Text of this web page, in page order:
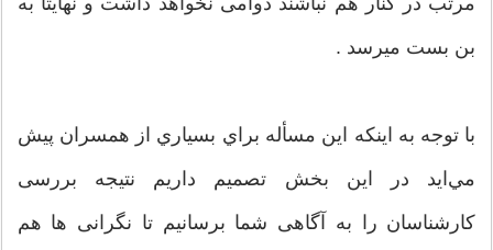
بن بست میرسد .
با توجه به اینكه این مسأله براي بسياري از همسران پیش
مي‌ايد در این بخش تصمیم داریم نتیجه بررسی
كارشناسان را به آگاهی شما برسانیم تا نگرانی ها هم